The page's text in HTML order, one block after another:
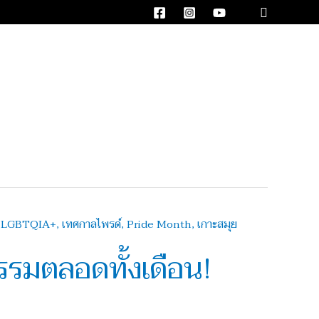
Search
มตลอดทั้งเดือน!